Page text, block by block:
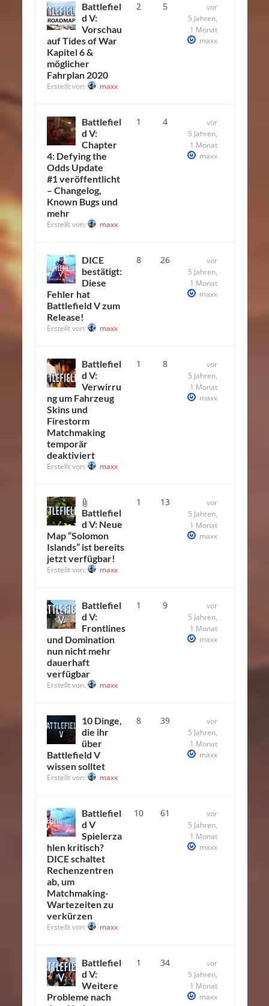
Battlefiel
d V:
Vorschau
auf Tides of War
Kapitel 6 &
möglicher
Fahrplan 2020
Erstellt von: maxx
2 5
vor
5 Jahren,
1 Monat
maxx
Battlefiel
d V:
Chapter
4: Defying the
Odds Update
#1 veröffentlicht
– Changelog,
Known Bugs und
mehr
Erstellt von: maxx
1 4
vor
5 Jahren,
1 Monat
maxx
DICE
bestätigt:
Diese
Fehler hat
Battlefield V zum
Release!
Erstellt von: maxx
8 26
vor
5 Jahren,
1 Monat
maxx
Battlefiel
d V:
Verwirru
ng um Fahrzeug
Skins und
Firestorm
Matchmaking
temporär
deaktiviert
Erstellt von: maxx
1 8
vor
5 Jahren,
1 Monat
maxx
Battlefiel
d V: Neue
Map “Solomon
Islands” ist bereits
jetzt verfügbar!
Erstellt von: maxx
1 13
vor
5 Jahren,
1 Monat
maxx
Battlefiel
d V:
Frontlines
und Domination
nun nicht mehr
dauerhaft
verfügbar
Erstellt von: maxx
1 9
vor
5 Jahren,
1 Monat
maxx
10 Dinge,
die ihr
über
Battlefield V
wissen solltet
Erstellt von: maxx
8 39
vor
5 Jahren,
1 Monat
maxx
Battlefiel
d V
Spielerza
hlen kritisch?
DICE schaltet
Rechenzentren
ab, um
Matchmaking-
Wartezeiten zu
verkürzen
Erstellt von: maxx
10 61
vor
5 Jahren,
1 Monat
maxx
Battlefiel
d V:
Weitere
Probleme nach
1 34
vor
5 Jahren,
1 Monat
maxx